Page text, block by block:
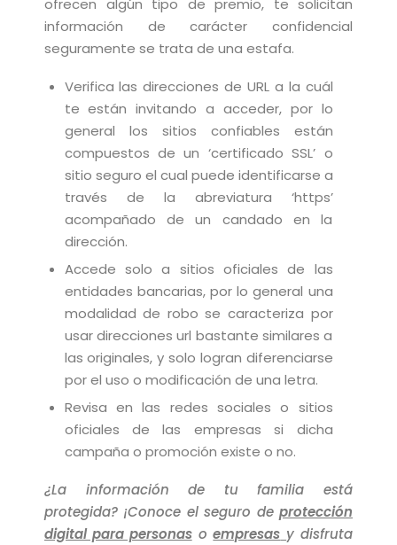
ofrecen algún tipo de premio, te solicitan
información de carácter confidencial
seguramente se trata de una estafa.
Verifica las direcciones de URL a la cuál
te están invitando a acceder, por lo
general los sitios confiables están
compuestos de un ‘certificado SSL’ o
sitio seguro el cual puede identificarse a
través de la abreviatura ‘https’
acompañado de un candado en la
dirección.
Accede solo a sitios oficiales de las
entidades bancarias, por lo general una
modalidad de robo se caracteriza por
usar direcciones url bastante similares a
las originales, y solo logran diferenciarse
por el uso o modificación de una letra.
Revisa en las redes sociales o sitios
oficiales de las empresas si dicha
campaña o promoción existe o no.
¿La información de tu familia está
protegida? ¡Conoce el seguro de protección
digital para personasoempresas y disfruta